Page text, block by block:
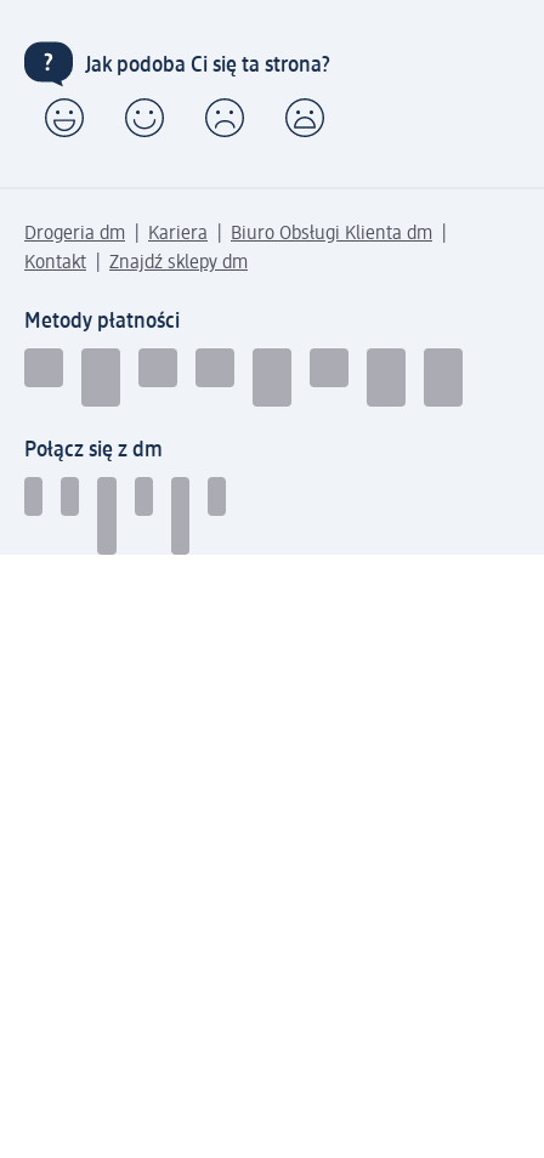
Jak podoba Ci się ta strona?
Drogeria dm Kariera
Biuro Obsługi Klienta dm
Kontakt
Znajdź sklepy dm
Metody płatności
Połącz się z dm